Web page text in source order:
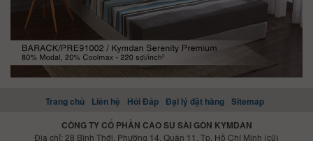
Trang chủ Liên hệ Hỏi Đáp Đại lý đặt hàng Sitemap
CÔNG TY CỔ PHẦN CAO SU SÀI GÒN KYMDAN
Địa chỉ: 28 Bình Thới, Phường 14, Quận 11, Tp. Hồ Chí Minh (cũ)